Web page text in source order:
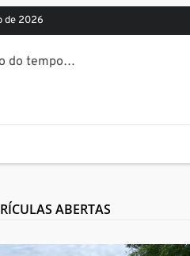
de 2026
do tempo…
ABERTAS